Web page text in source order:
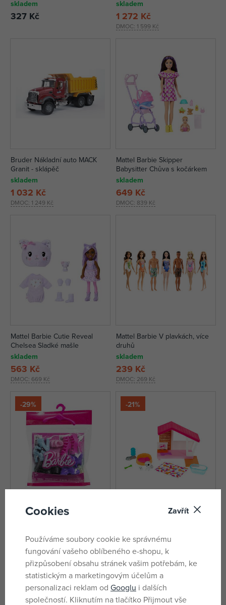
skladem
327 Kč
skladem
DMOC: 1 599 Kč
1 272 Kč
Bruder Nákladní auto MACK
Granit - sklápěč
skladem
DMOC: 1 249 Kč
1 032 Kč
Mattel Barbie Skipper
Babysitter Chůva s kočárkem
skladem
DMOC: 839 Kč
649 Kč
Mattel Barbie Cutie Reveal
Chelsea Sladké mašle
skladem
DMOC: 669 Kč
563 Kč
Mattel Barbie V plavkách, více
druhů
skladem
DMOC: 269 Kč
239 Kč
-29%
Mattel Barbie Kolekce stylových
149 Kč
106 Kč
-21%
Mattel Barbie Mini herní set s
189 Kč
149 Kč
Cookies Zavřít
Používáme soubory cookie ke správnému
fungování vašeho oblíbeného e-shopu, k
přizpůsobení obsahu stránek vašim potřebám, ke
statistickým a marketingovým účelům a
personalizaci reklam od Googlu i dalších
společností. Kliknutím na tlačítko Přijmout vše